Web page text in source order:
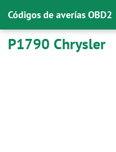
Códigos de averías OBD2
P1790 Chrysler